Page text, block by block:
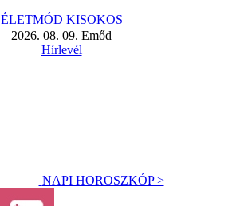
ÉLETMÓD KISOKOS
2026. 08. 09. Emőd
Hírlevél
NAPI HOROSZKÓP >